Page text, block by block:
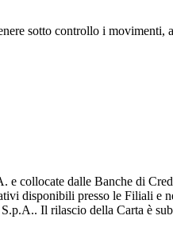
sotto controllo i
e collocate dalle Banche di
disponibili presso le Filiali e
Il rilascio della Carta è